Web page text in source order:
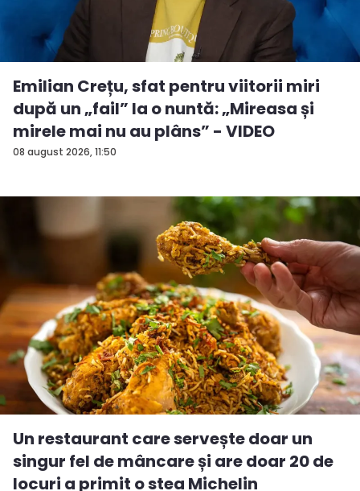
08 august 2026, 11:50
Emilian Crețu, sfat pentru viitorii miri
după un „fail” la o nuntă: „Mireasa și
mirele mai nu au plâns” - VIDEO
Un restaurant care servește doar un
singur fel de mâncare și are doar 20 de
locuri a primit o stea Michelin